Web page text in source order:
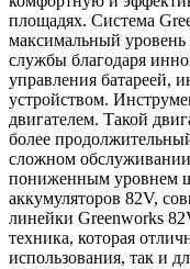
площадях. Система
максимальный уровень
службы благодаря
управления батареей,
устройством.
двигателем. Такой
более
сложном
пониженным уровнем
аккумуляторов 82V,
линейки Greenworks
техника, которая
использования, так и